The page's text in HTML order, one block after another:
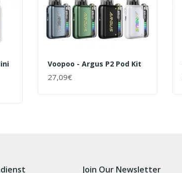
Voopoo - Argus P2 Pod Kit
27,09€
+ WARENKORB
Join Our Newsletter